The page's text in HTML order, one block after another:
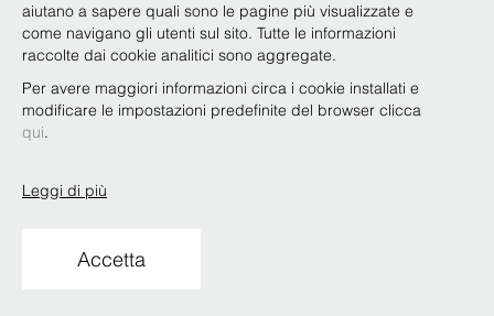
aiutano a sapere quali sono le pagine più visualizzate e
come navigano gli utenti sul sito. Tutte le informazioni
raccolte dai cookie analitici sono aggregate.
Per avere maggiori informazioni circa i cookie installati e
modificare le impostazioni predefinite del browser clicca
qui.
Leggi di più
Accetta